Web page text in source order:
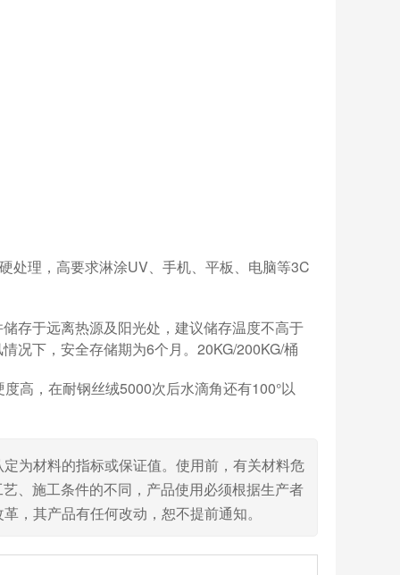
理，高要求淋涂UV、手机、平板、电脑等3C
存于远离热源及阳光处，建议储存温度不高于
下，安全存储期为6个月。20KG/200KG/桶
高，在耐钢丝绒5000次后水滴角还有100°以
为材料的指标或保证值。使用前，有关材料危
、施工条件的不同，产品使用必须根据生产者
，其产品有任何改动，恕不提前通知。